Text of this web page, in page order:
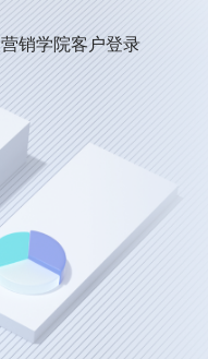
营销学院客户登录